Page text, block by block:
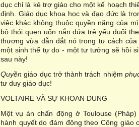
dục chỉ là kẻ trợ giáo cho một kế hoạch
định. Giáo dục khoa học và đạo đức là
việc khác không thuộc quyền năng của
bỏ thói quen uốn nắn đứa trẻ yếu đuối
thương vừa dẫn dắt nó trong tư cách
một sinh thể tự do - một tư tưởng sẽ hồi
sau này!
Quyền giáo dục trở thành trách nhiệm
tư duy giáo dục!
VOLTAIRE VÀ SỰ KHOAN DUNG
Một vụ án chấn động ở Toulouse
hành quyết do đám đông theo Công